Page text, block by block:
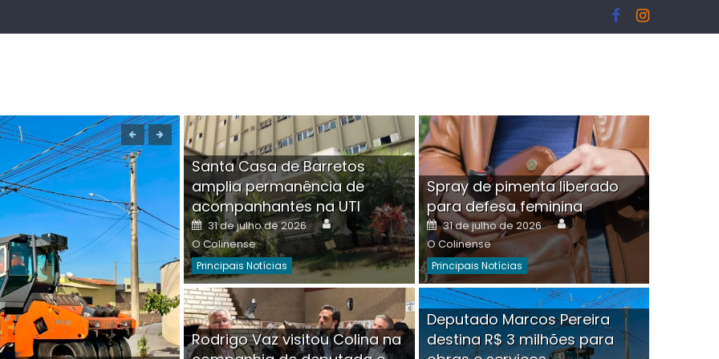
Boutique na Av. Ângelo Martins Tristão é
invadida por criminoso mascarado
Santa Casa de Barretos
amplia permanência de
acompanhantes na UTI
Posted
on
31 de julho de 2026 Author
O Colinense
Principais Notícias
Spray de pimenta liberado
para defesa feminina
Posted
on
31 de julho de 2026 Author
O Colinense
Principais Notícias
Rodrigo Vaz visitou Colina na
Deputado Marcos Pereira
destina R$ 3 milhões para